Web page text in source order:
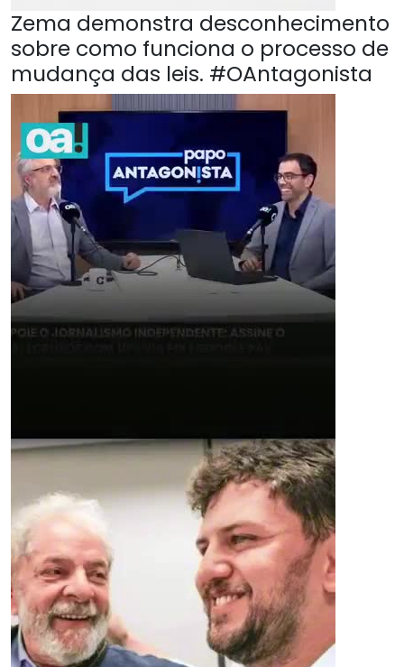
Zema demonstra desconhecimento
sobre como funciona o processo de
mudança das leis. #OAntagonista